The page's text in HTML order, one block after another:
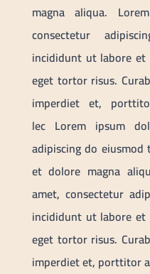
magna aliqua.
consectetur
incididunt ut labore et
eget tortor risus.
imperdiet et,
lec Lorem ipsum
adipiscing do
et dolore magna
amet, consectetur
incididunt ut labore et
eget tortor risus.
imperdiet et, porttitor